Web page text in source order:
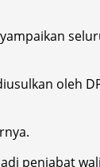
oleh
penjabat